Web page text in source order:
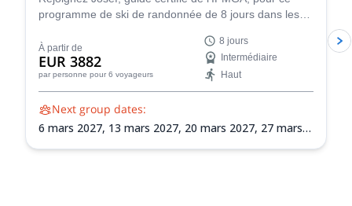
programme de ski de randonnée de 8 jours dans les
Norvège !
À partir de
EUR 3882
par personne pour 6 voyageurs
8 jours
Intermédiaire
Haut
Next group dates:
6 mars 2027, 13 mars 2027, 20 mars 2027, 27 mars